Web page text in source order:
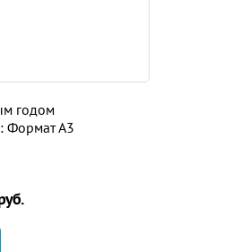
годом
Формат А3